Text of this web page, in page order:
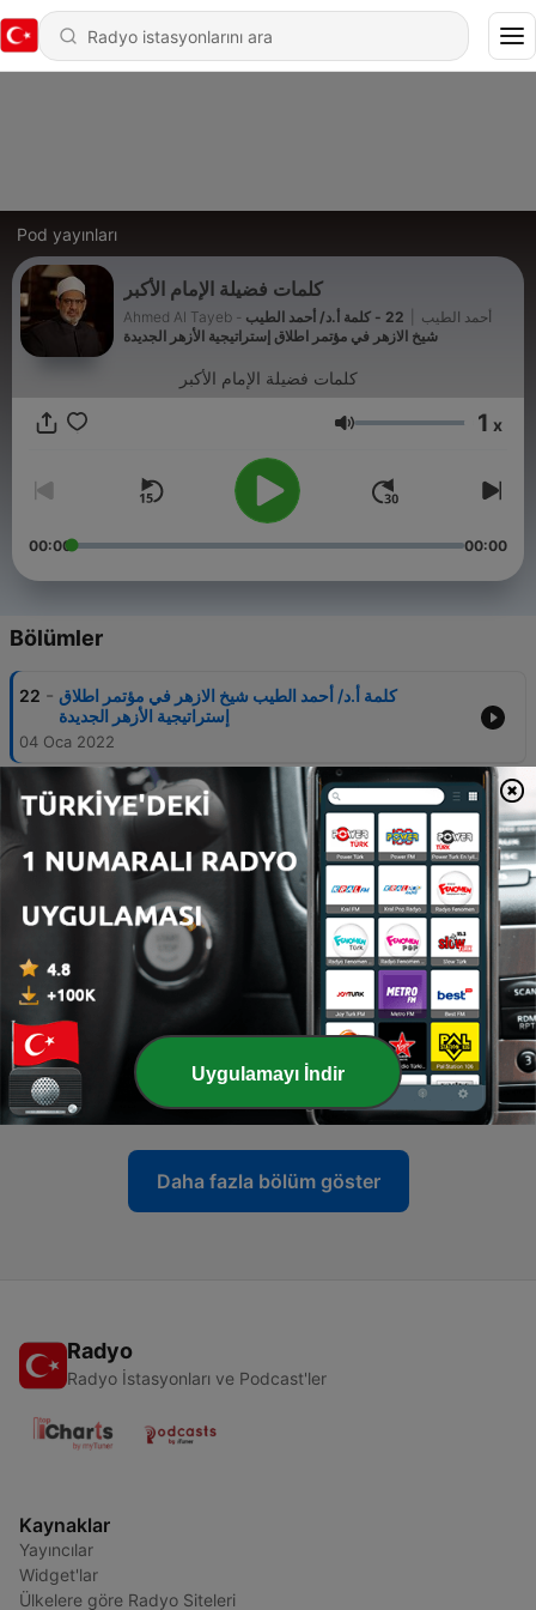
Pod yayınları
كلمات فضيلة الإمام الأكبر
Ahmed Al Tayeb - أحمد الطيب
22 - كلمة أ.د/ أحمد الطيب
شيخ الازهر في مؤتمر اطلاق إستراتيجية الأزهر الجديدة
كلمات فضيلة الإمام الأكبر
Ses 1 x
00:00 00:00
Bölümler
22 - كلمة أ.د/ أحمد الطيب شيخ الازهر في مؤتمر اطلاق
إستراتيجية الأزهر الجديدة
04 Oca 2022
21 - كلمة فضيلة الإمام بمؤتمر الشرق والغرب بايطاليا
04 Oca 2022
20 - كلمة أ.د/ أحمد الطيب شيخ الأزهر بملتقى تحالف الأديان لأمن
المجتمعات "كرامة الطفل في العالم الرقمي"
04 Oca 2022
19 - أ.د/ أحمد الطيب شيخ الأزهر الشريف في المؤتمر الرابع
لوزراء المياه بمنظمة التعاون الإسلامي
04 Oca 2022
18 -
دور الأديان في توحيد الأوطان المحاضرة السنوية للمجلس
الإسلامي في سنغافورة - فضيلة الإمام الأكبر
04 Oca 2022
Daha fazla bölüm göster
Radyo
Radyo İstasyonları ve Podcast'ler
Kaynaklar
Yayıncılar
Widget'lar
Ülkelere göre Radyo Siteleri
Uygulamayı İndir